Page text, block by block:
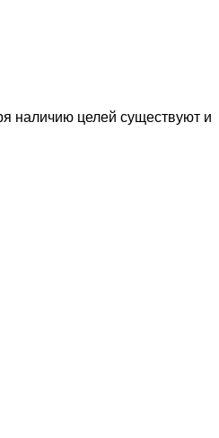
наличию целей существуют и